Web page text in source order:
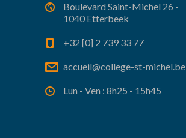
Boulevard Saint-Michel 26 -
1040 Etterbeek
+32 [0] 2 739 33 77
accueil@college-st-michel.be
Lun - Ven : 8h25 - 15h45